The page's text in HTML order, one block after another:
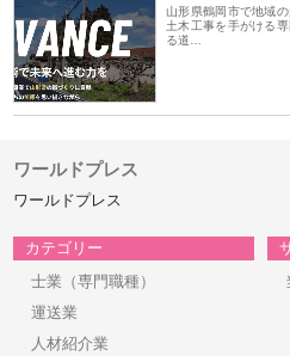
山形県鶴岡市で地域
土木工事を手がける
る道…
ワールドプレス
ワールドプレス
カテゴリー
士業（専門職種）
運送業
人材紹介業